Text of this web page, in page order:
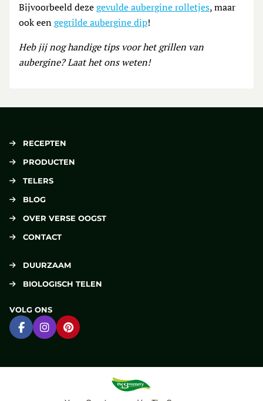
Bijvoorbeeld dezegevulde aubergine rolletjes, maar
ook eengegrilde aubergine dip!
Heb jij nog handige tips voor het grillen van
aubergine? Laat het ons weten!
RECEPTEN
PRODUCTEN
TELERS
BLOG
OVER VERSE OOGST
CONTACT
DUURZAAM
BIOLOGISCH TELEN
VOLG ONS
Ga naar Facebook
Ga naar Instagram
Ga naar Pinterest